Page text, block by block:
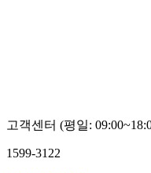
고객센터 (평일:
1599-3122